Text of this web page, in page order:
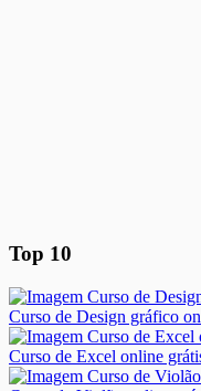
Top 10
Curso de Design gráfico
Curso de Excel online